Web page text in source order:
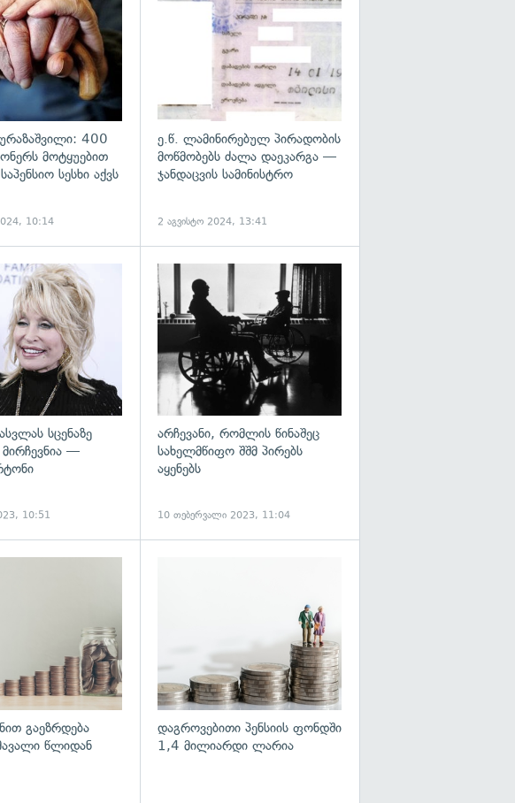
400
მოტყუებით
სესხი აქვს
10:14
ე.წ. ლამინირებულ პირადობის
მოწმობებს ძალა დაეკარგა —
ჯანდაცვის სამინისტრო
2 აგვისტო 2024, 13:41
გადახედვა
სცენაზე
—
10:51
არჩევანი, რომლის წინაშეც
სახელმწიფო შშმ პირებს
აყენებს
10 თებერვალი 2023, 11:04
გაეზრდება
წლიდან
დაგროვებითი პენსიის ფონდში
1,4 მილიარდი ლარია